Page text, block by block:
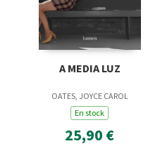
A MEDIA LUZ
OATES, JOYCE CAROL
En stock
25,90 €